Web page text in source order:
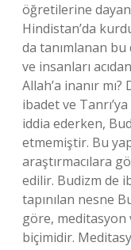
öğretilerine
Hindistan’da
da tanımlanan
ve insanları
Allah’a inanır
ibadet ve
iddia ederken,
etmemiştir. Bu
araştırmacılara
edilir. Budizm de
tapınılan nesne
göre, meditasyon
biçimidir.